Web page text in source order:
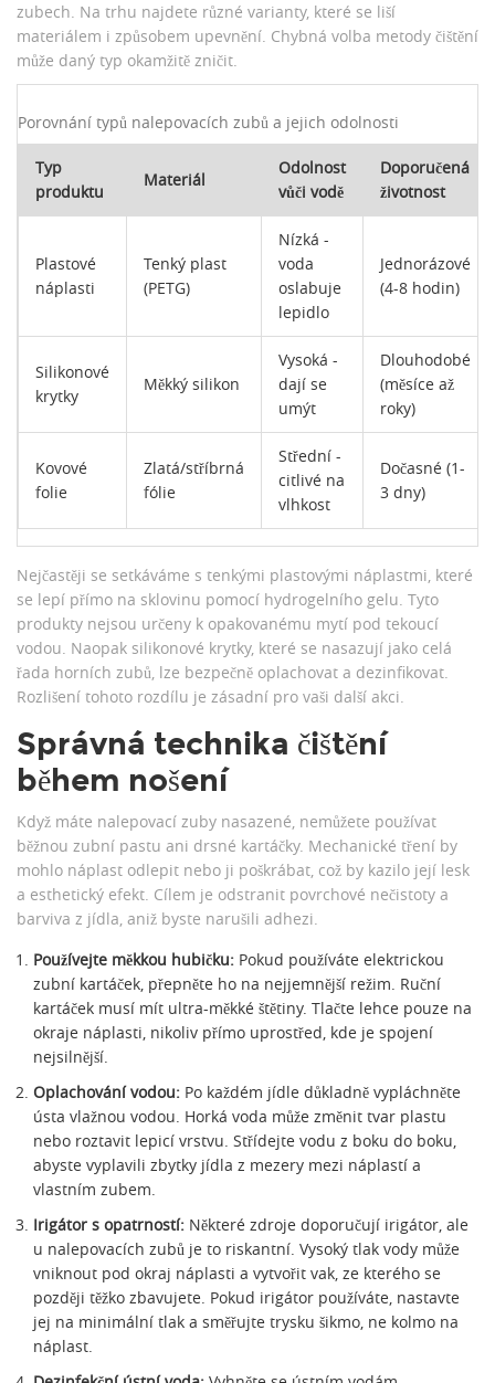
zubech. Na trhu najdete různé varianty, které se liší
materiálem i způsobem upevnění. Chybná volba metody čištění
může daný typ okamžitě zničit.
Porovnání typů nalepovacích zubů a jejich odolnosti
Typ
produktu
Materiál
Odolnost
vůči vodě
Doporučená
životnost
Plastové
náplasti
Tenký plast
(PETG)
Nízká -
voda
oslabuje
lepidlo
Jednorázové
(4-8 hodin)
Silikonové
krytky
Měkký silikon
Vysoká -
dají se
umýt
Dlouhodobé
(měsíce až
roky)
Kovové
folie
Zlatá/stříbrná
fólie
Střední -
citlivé na
vlhkost
Dočasné (1-
3 dny)
Nejčastěji se setkáváme s tenkými plastovými náplastmi, které
se lepí přímo na sklovinu pomocí hydrogelního gelu. Tyto
produkty nejsou určeny k opakovanému mytí pod tekoucí
vodou. Naopak silikonové krytky, které se nasazují jako celá
řada horních zubů, lze bezpečně oplachovat a dezinfikovat.
Rozlišení tohoto rozdílu je zásadní pro vaši další akci.
Správná technika čištění
během nošení
Když máte nalepovací zuby nasazené, nemůžete používat
běžnou zubní pastu ani drsné kartáčky. Mechanické tření by
mohlo náplast odlepit nebo ji poškrábat, což by kazilo její lesk
a esthetický efekt. Cílem je odstranit povrchové nečistoty a
barviva z jídla, aniž byste narušili adhezi.
Používejte měkkou hubičku: Pokud používáte elektrickou
zubní kartáček, přepněte ho na nejjemnější režim. Ruční
kartáček musí mít ultra-měkké štětiny. Tlačte lehce pouze na
okraje náplasti, nikoliv přímo uprostřed, kde je spojení
nejsilnější.
Oplachování vodou: Po každém jídle důkladně vypláchněte
ústa vlažnou vodou. Horká voda může změnit tvar plastu
nebo roztavit lepicí vrstvu. Střídejte vodu z boku do boku,
abyste vyplavili zbytky jídla z mezery mezi náplastí a
vlastním zubem.
Irigátor s opatrností: Některé zdroje doporučují irigátor, ale
u nalepovacích zubů je to riskantní. Vysoký tlak vody může
vniknout pod okraj náplasti a vytvořit vak, ze kterého se
později těžko zbavujete. Pokud irigátor používáte, nastavte
jej na minimální tlak a směřujte trysku šikmo, ne kolmo na
náplast.